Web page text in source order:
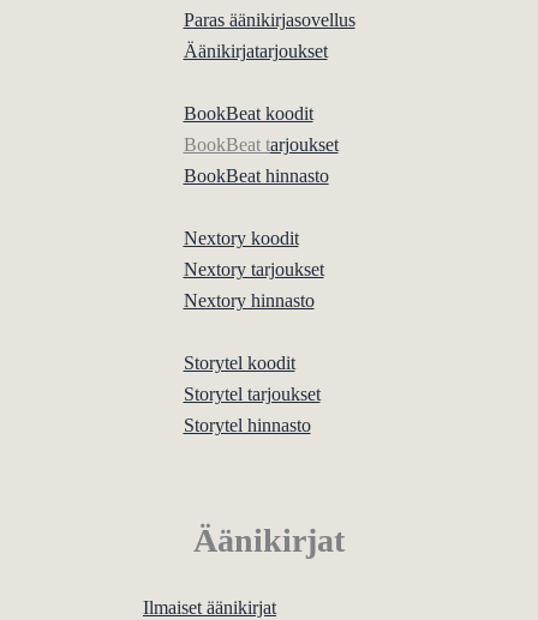
Paras äänikirjasovellus
Äänikirjatarjoukset
BookBeat koodit
BookBeat tarjoukset
BookBeat hinnasto
Nextory koodit
Nextory tarjoukset
Nextory hinnasto
Storytel koodit
Storytel tarjoukset
Storytel hinnasto
Äänikirjat
Ilmaiset äänikirjat